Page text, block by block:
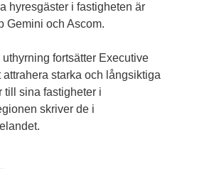
hyresgäster i fastigheten är
Gemini och Ascom.
uthyrning fortsätter Executive
attrahera starka och långsiktiga
till sina fastigheter i
skriver de i